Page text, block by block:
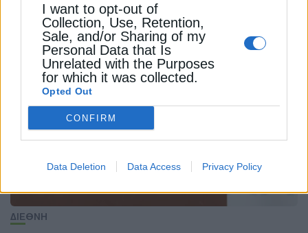
I want to opt-out of
Collection, Use, Retention,
Sale, and/or Sharing of my
Personal Data that Is
Unrelated with the Purposes
for which it was collected.
Opted Out
CONFIRM
Data Deletion Data Access Privacy Policy
ΔΕΊΤΕ ΕΠΊΣΗΣ
ΔΙΕΘΝΗ